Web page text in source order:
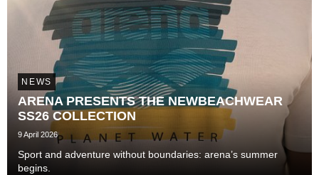
NEWS
ARENA PRESENTS THE NEWBEACHWEAR
SS26 COLLECTION
9 April 2026
Sport and adventure without boundaries: arena’s summer
begins.